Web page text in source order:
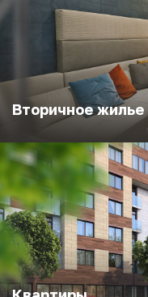
Вторичное жилье